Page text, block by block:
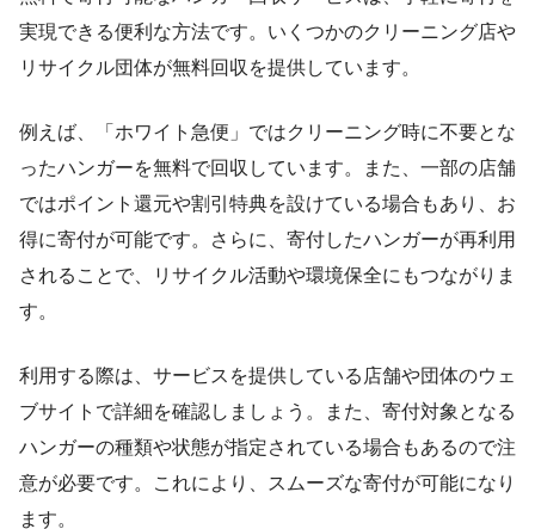
実現できる便利な方法です。いくつかのクリーニング店や
リサイクル団体が無料回収を提供しています。
例えば、「ホワイト急便」ではクリーニング時に不要とな
ったハンガーを無料で回収しています。また、一部の店舗
ではポイント還元や割引特典を設けている場合もあり、お
得に寄付が可能です。さらに、寄付したハンガーが再利用
されることで、リサイクル活動や環境保全にもつながりま
す。
利用する際は、サービスを提供している店舗や団体のウェ
ブサイトで詳細を確認しましょう。また、寄付対象となる
ハンガーの種類や状態が指定されている場合もあるので注
意が必要です。これにより、スムーズな寄付が可能になり
ます。